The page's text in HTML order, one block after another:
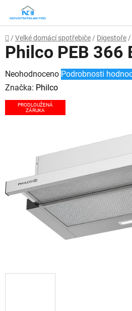
obsah
Domů
/ Velké domácí spotřebiče / Digestoře /
Philco PEB 366
Průměrné
hodnocení
produktu
je
hvězdiček.
Neohodnoceno Podrobnosti
Značka: Philco
PRODLOUŽENÁ
ZÁRUKA